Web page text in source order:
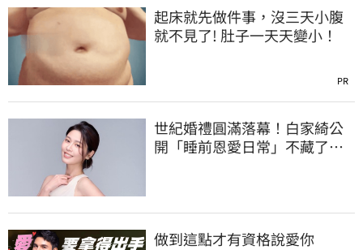
起床就先做件事，沒三天小腹
就不見了! 肚子一天天變小！
PR
世紀婚禮圓滿落幕！白家綺公
開「睡前恩愛日常」不藏了
做到這點才有資格說愛你